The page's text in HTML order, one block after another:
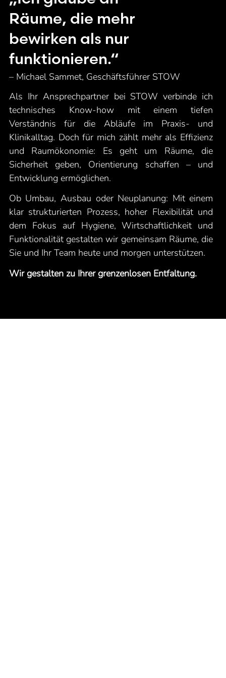
Räume, die mehr
bewirken als nur
funktionieren.“
– Michael Sammet, Geschäftsführer STOW
Als Ihr Ansprechpartner bei STOW verbinde ich
technisches Know-how mit einem tiefen
Verständnis für die Abläufe im Praxis- und
Klinikalltag. Doch für mich zählt mehr als Effizienz
und Raumökonomie: Es geht um Räume, die
Sicherheit geben, Orientierung schaffen – und
Entwicklung ermöglichen.
Ob Umbau, Ausbau oder Neuplanung: Mit einem
klar strukturierten Prozess, hoher Flexibilität und
dem Fokus auf Hygiene, Wirtschaftlichkeit und
Funktionalität gestalten wir gemeinsam Räume, die
Sie und Ihr Team heute und morgen unterstützen.
Wir gestalten zu Ihrer grenzenlosen Entfaltung.